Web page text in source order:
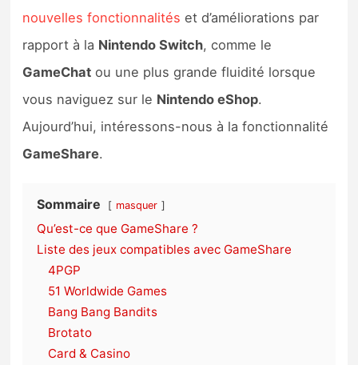
Previews
Précommandes
Précommandes jeux Switch 2
Bons plans
Guides
nouvelles fonctionnalités et d’améliorations par
rapport à la Nintendo Switch, comme le
GameChat ou une plus grande fluidité lorsque
vous naviguez sur le Nintendo eShop.
Aujourd’hui, intéressons-nous à la fonctionnalité
GameShare.
Sommaire masquer
Qu’est-ce que GameShare ?
Liste des jeux compatibles avec GameShare
4PGP
51 Worldwide Games
Bang Bang Bandits
Brotato
Card & Casino